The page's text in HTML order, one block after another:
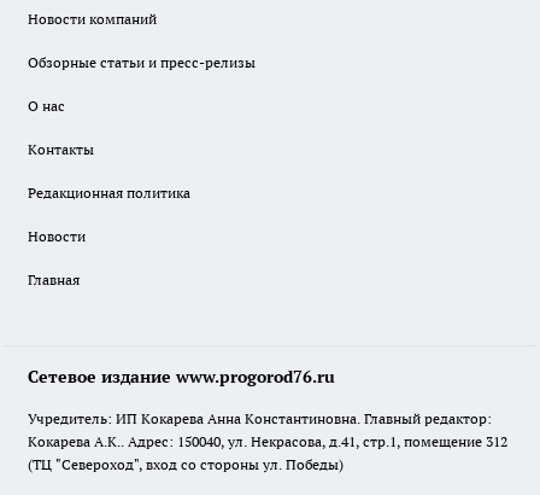
Новости компаний
Обзорные статьи и пресс-релизы
О нас
Контакты
Редакционная политика
Новости
Главная
Сетевое издание www.progorod76.ru
Учредитель: ИП Кокарева Анна Константиновна. Главный редактор:
Кокарева А.К.. Адрес: 150040, ул. Некрасова, д.41, стр.1, помещение 312
(ТЦ "Североход", вход со стороны ул. Победы)